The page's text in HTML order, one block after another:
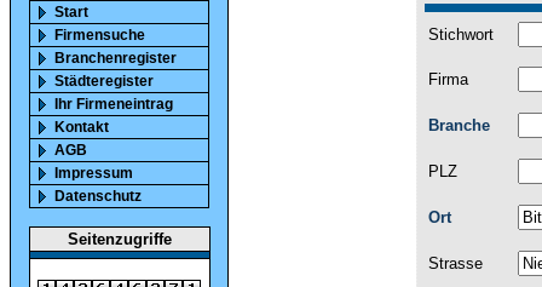
Start
Firmensuche
Branchenregister
Städteregister
Ihr Firmeneintrag
Kontakt
AGB
Impressum
Datenschutz
Seitenzugriffe
Stichwort
Firma
Branche
PLZ
Ort
Strasse